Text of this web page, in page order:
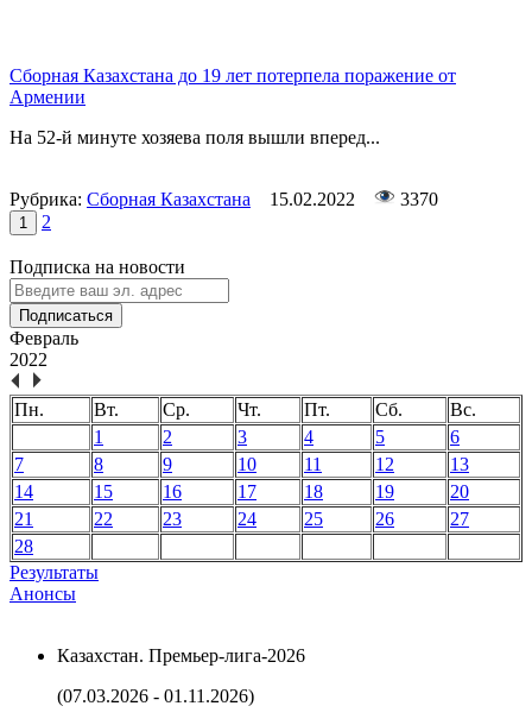
Сборная Казахстана до 19 лет потерпела поражение от
Армении
На 52-й минуте хозяева поля вышли вперед...
Рубрика: Сборная Казахстана 15.02.2022 3370
1 2
Подписка на новости
Подписаться
Февраль
2022
Пн. Вт. Ср. Чт. Пт. Сб.
Вс.
1
2 3 4 5
6
7
8 9 10 11 12
13
14
15 16 17 18 19
20
21
22 23 24 25 26
27
28
Результаты
Анонсы
Казахстан. Премьер-лига-2026
(07.03.2026 - 01.11.2026)